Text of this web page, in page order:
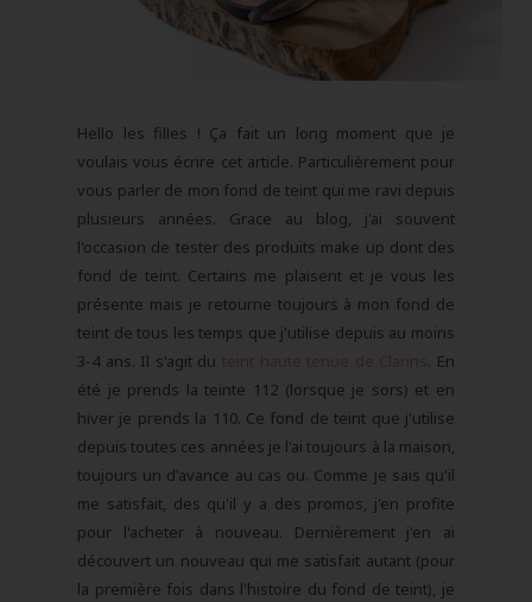
Hello les filles ! Ça fait un long moment que je
voulais vous écrire cet article. Particulièrement pour
vous parler de mon fond de teint qui me ravi depuis
plusieurs années. Grace au blog, j'ai souvent
l'occasion de tester des produits make up dont des
fond de teint. Certains me plaisent et je vous les
présente mais je retourne toujours à mon fond de
teint de tous les temps que j'utilise depuis au moins
3-4 ans. Il s'agit du
. En
été je prends la teinte 112 (lorsque je sors) et en
hiver je prends la 110. Ce fond de teint que j'utilise
depuis toutes ces années je l'ai toujours à la maison,
toujours un d'avance au cas ou. Comme je sais qu'il
me satisfait, des qu'il y a des promos, j'en profite
pour l'acheter à nouveau. Dernièrement j'en ai
découvert un nouveau qui me satisfait autant (pour
la première fois dans l'histoire du fond de teint), je